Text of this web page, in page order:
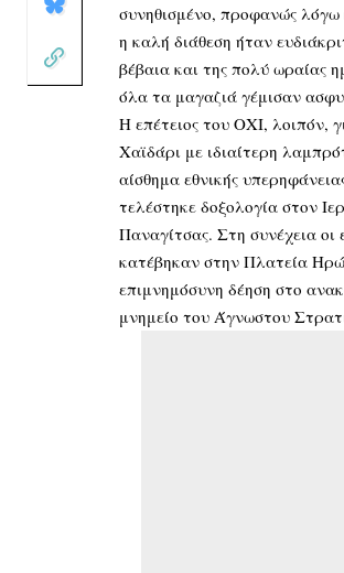
συνηθισμένο, προφανώς
η καλή διάθεση ήταν
βέβαια και της πολύ ωραίας
όλα τα μαγαζιά γέμισαν
Η επέτειος του ΟΧΙ, λοιπόν,
Χαϊδάρι με ιδιαίτερη
αίσθημα εθνικής
τελέστηκε δοξολογία στον
Παναγίτσας. Στη συνέχεια οι
κατέβηκαν στην Πλατεία
επιμνημόσυνη δέηση στο
μνημείο του Άγνωστου